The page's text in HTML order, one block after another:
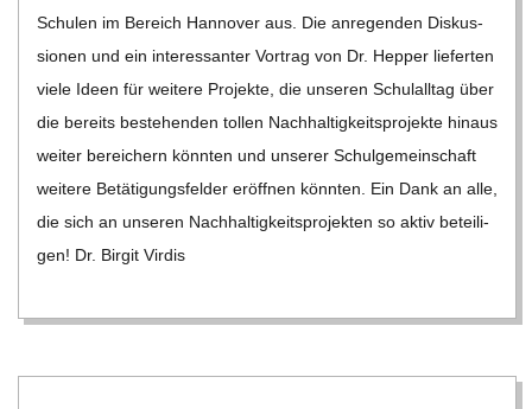
Schu­len im Bereich Han­no­ver aus. Die anre­gen­den Dis­kus­
sio­nen und ein inter­es­san­ter Vor­trag von Dr. Hep­per lie­fer­ten
viele Ideen für wei­tere Pro­jekte, die unse­ren Schul­all­tag über
die bereits bestehen­den tol­len Nach­hal­tig­keits­pro­jekte hin­aus
wei­ter berei­chern könn­ten und unse­rer Schul­ge­mein­schaft
wei­tere Betä­ti­gungs­fel­der eröff­nen könn­ten. Ein Dank an alle,
die sich an unse­ren Nach­hal­tig­keits­pro­jek­ten so aktiv betei­li­
gen! Dr. Bir­git Vir­dis